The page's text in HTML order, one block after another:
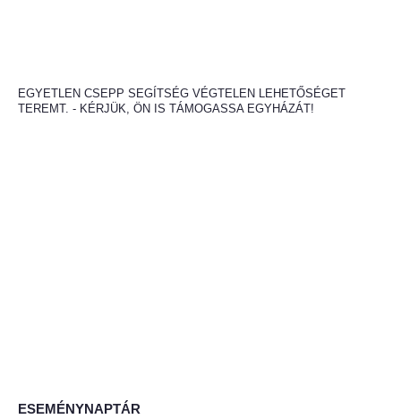
EGYETLEN CSEPP SEGÍTSÉG VÉGTELEN LEHETŐSÉGET
TEREMT. - KÉRJÜK, ÖN IS TÁMOGASSA EGYHÁZÁT!
ESEMÉNYNAPTÁR